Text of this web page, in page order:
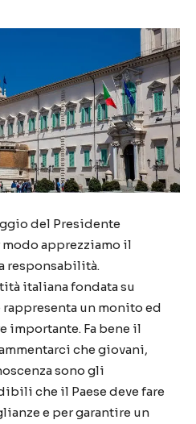
del Presidente
apprezziamo il
responsabilità.
italiana fondata su
un monito ed
importante. Fa bene il
che giovani,
sono gli
che il Paese deve fare
e per garantire un